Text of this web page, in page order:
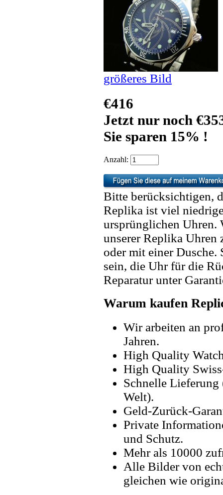
größeres Bild
€416
Jetzt nur noch
Sie sparen 15% !
Anzahl:
Bitte berücksichtigen,
Replika ist viel
ursprünglichen Uhren.
unserer Replika Uhren
oder mit einer
sein, die Uhr für die
Reparatur unter
Warum kaufen
Wir arbeiten an
Jahren.
High Quality
High Quality
Schnelle Lieferung
Welt).
Geld-Zurück-
Private
und Schutz.
Mehr als 10000
Alle Bilder von
gleichen wie